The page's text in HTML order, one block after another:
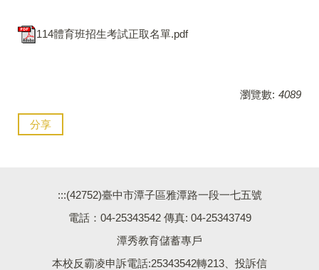
114體育班招生考試正取名單.pdf
瀏覽數: 4089
分享
:::(42752)臺中市潭子區雅潭路一段一七五號
電話：04-25343542 傳真: 04-25343749
潭秀教育儲蓄專戶
本校反霸凌申訴電話:25343542轉213、投訴信